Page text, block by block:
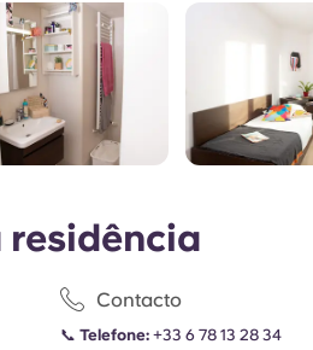
residência
Contacto
📞Telefone: +33 6 78 13 28 34